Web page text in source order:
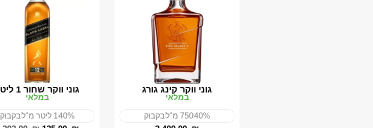
גוני ווקר קינג גורג
במלאי
40%750 מ"ל בקבוק
גוני ווקר שחור 1 ליטר
במלאי
40%1 ליטר מ"ל בקבוק